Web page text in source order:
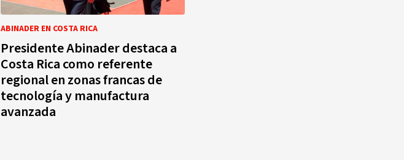
ABINADER EN COSTA RICA
Presidente Abinader destaca a
Costa Rica como referente
regional en zonas francas de
tecnología y manufactura
avanzada